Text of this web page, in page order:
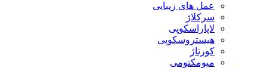
عمل های زیبایی
سرکلاژ
لاپاراسکوپی
هیستروسکوپی
کورتاژ
میومکتومی